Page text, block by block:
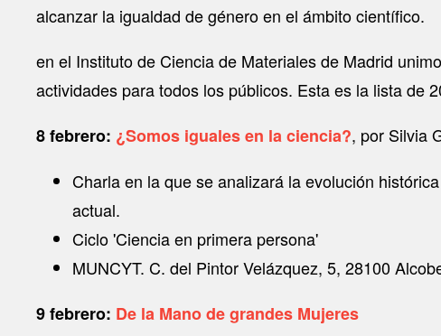
alcanzar la igualdad de género en el ámbito científico.
en el Instituto de Ciencia de Materiales de Madrid
actividades para todos los públicos. Esta es la lista de
8 febrero: ¿Somos iguales en la ciencia?, por Silvia
Charla en la que se analizará la evolución
actual.
Ciclo 'Ciencia en primera persona'
MUNCYT. C. del Pintor Velázquez, 5, 28100
9 febrero: De la Mano de grandes Mujeres